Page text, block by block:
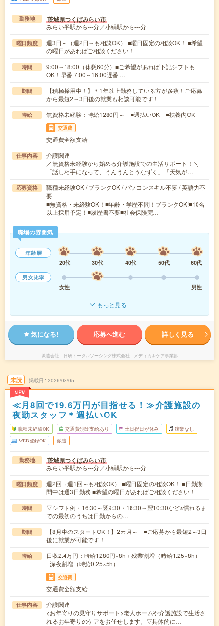
勤務地 茨城県つくばみらい市
みらい平駅から---分／小絹駅から---分
曜日頻度
週3日～（週2日～も相談OK） ■曜日固定の相談OK！ ■希望
の曜日があればご相談ください！
時間
9:00～18:00（休憩60分）■ご希望があれば下記シフトも
OK！早番 7:00～16:00遅番 …
期間
【積極採用中！】＊1年以上勤務している方が多数！ご応募
から最短2～3日後の就業も相談可能です！
時給 無資格未経験：時給1280円～ ■週払いOK ■扶養内OK
交通費
交通費全額支給
仕事内容
介護関連
／無資格未経験から始める介護施設での生活サポート！＼
「話し相手になって、うんうんとうなずく」「天気が…
応募資格
職種未経験OK / ブランクOK / パソコンスキル不要 / 英語力不
要
■無資格・未経験OK！■年齢・学歴不問！ブランクOK!■10名
以上採用予定！■履歴書不要■社会保険完…
職場の雰囲気
年齢層
20代
30代 40代 50代
60代
男女比率
女性
男性
もっと見る
気になる! 応募へ進む 詳しく見る
派遣会社 日研トータルソーシング株式会社 メディカルケア事業部
未読
NEW
掲載日 2026/08/05
≪月8回で19.6万円が目指せる！≫介護施設の
夜勤スタッフ＊週払いOK
職種未経験OK 交通費別途支給あり 土日祝日が休み 残業なし
WEB登録OK 派遣
勤務地 茨城県つくばみらい市
みらい平駅から---分／小絹駅から---分
曜日頻度
週2回（週1回～も相談OK） ■曜日固定の相談OK！ ■日勤期
間中は週3日勤務 ■希望の曜日があればご相談ください！
時間
▽シフト例・16:30～翌9:30・16:30～翌10:30など※慣れるま
での最初のうちは日勤からの…
期間
【8月中のスタートOK！】2カ月～ ■ご応募から最短2～3日
後に就業が可能です！
時給
日収2.4万円：時給1280円×8h＋残業割増（時給1.25×8h）
+深夜割増（時給0.25×5h）
交通費
交通費全額支給
仕事内容
介護関連
<お年寄りの見守りサポート>老人ホームや介護施設で生活さ
れるお年寄りのケアをお任せします。▽具体的に…